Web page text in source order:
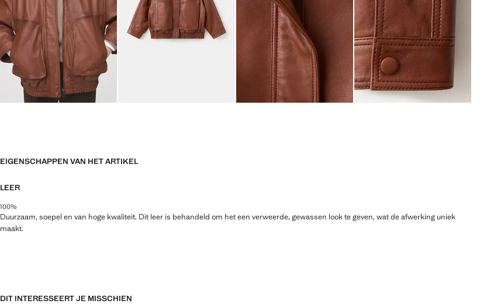
EIGENSCHAPPEN VAN HET ARTIKEL
LEER
100%
Duurzaam, soepel en van hoge kwaliteit. Dit leer is behandeld om het een verweerde, gewassen look te geven, wat de afwerking uniek
maakt.
DIT INTERESSEERT JE MISSCHIEN